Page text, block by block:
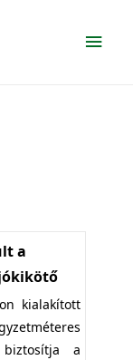
a
kialakított
a